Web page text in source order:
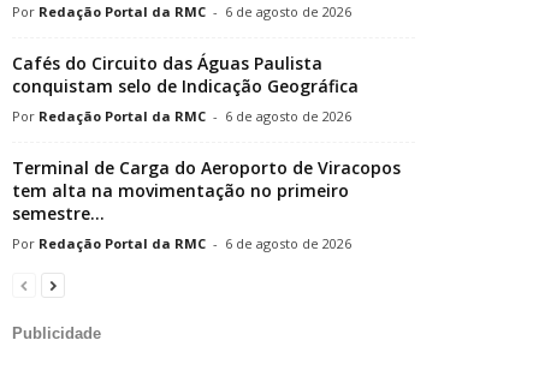
Redação Portal da RMC - 6 de agosto de 2026
Cafés do Circuito das Águas Paulista
conquistam selo de Indicação Geográfica
Redação Portal da RMC - 6 de agosto de 2026
Terminal de Carga do Aeroporto de Viracopos
tem alta na movimentação no primeiro
semestre...
Redação Portal da RMC - 6 de agosto de 2026
Publicidade